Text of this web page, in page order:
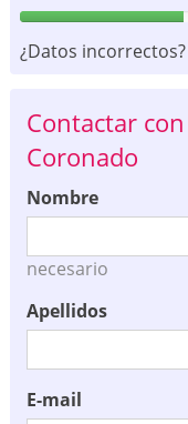
¿Datos incorrectos?
Contactar
Coronado
Nombre
necesario
Apellidos
E-mail